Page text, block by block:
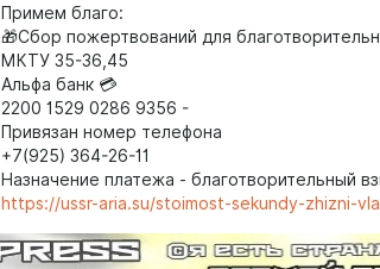
Примем благо:
🎁Сбор пожертвований для
МКТУ 35-36,45
Альфа банк 💳
2200 1529 0286 9356 -
Привязан номер телефона
+7(925) 364-26-11
Назначение платежа - благотворительный
https://ussr-aria.su/stoimost-sekundy-zhizni-